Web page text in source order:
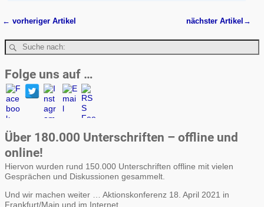
←vorheriger Artikel nächster Artikel →
Folge uns auf …
Über 180.000 Unterschriften – offline und
online!
Hiervon wurden rund 150.000 Unterschriften offline mit vielen
Gesprächen und Diskussionen gesammelt.
Und wir machen weiter … Aktionskonferenz 18. April 2021 in
Frankfurt/Main und im Internet.